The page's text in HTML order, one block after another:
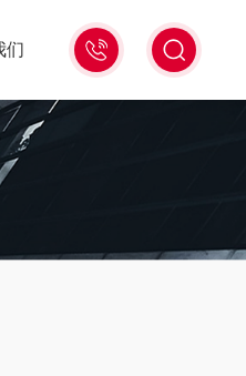
18516586104
微
们